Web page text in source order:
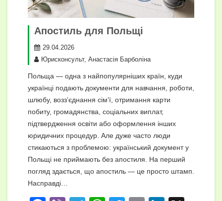
Апостиль для Польщі
29.04.2026
Юрисконсульт, Анастасія Барболіна
Польща — одна з найпопулярніших країн, куди
українці подають документи для навчання, роботи,
шлюбу, возз’єднання сім’ї, отримання карти
побиту, громадянства, соціальних виплат,
підтвердження освіти або оформлення інших
юридичних процедур. Але дуже часто люди
стикаються з проблемою: український документ у
Польщі не приймають без апостиля. На перший
погляд здається, що апостиль — це просто штамп.
Насправді…